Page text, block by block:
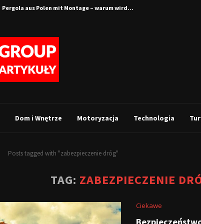
Pergola aus Polen mit Montage – warum wird...
Dom i Wnętrze Motoryzacja Technologia
Posts tagged with "zabezpieczenie dróg"
TAG: ZABEZPIECZENIE
Ciekawe